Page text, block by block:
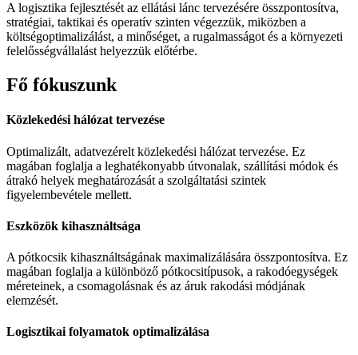
A logisztika fejlesztését az ellátási lánc tervezésére összpontosítva,
stratégiai, taktikai és operatív szinten végezzük, miközben a
költségoptimalizálást, a minőséget, a rugalmasságot és a környezeti
felelősségvállalást helyezzük előtérbe.
Fő fókuszunk
Közlekedési hálózat tervezése
Optimalizált, adatvezérelt közlekedési hálózat tervezése. Ez
magában foglalja a leghatékonyabb útvonalak, szállítási módok és
átrakó helyek meghatározását a szolgáltatási szintek
figyelembevétele mellett.
Eszközök kihasználtsága
A pótkocsik kihasználtságának maximalizálására összpontosítva. Ez
magában foglalja a különböző pótkocsitípusok, a rakodóegységek
méreteinek, a csomagolásnak és az áruk rakodási módjának
elemzését.
Logisztikai folyamatok optimalizálása